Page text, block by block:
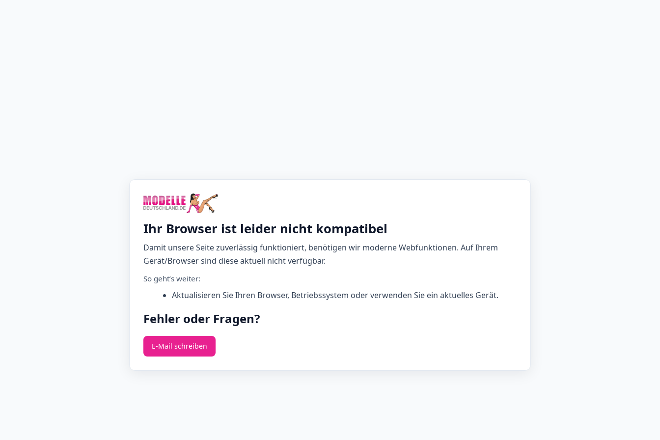
Ihr Browser ist leider nicht kompatibel
Damit unsere Seite zuverlässig funktioniert, benötigen wir moderne Webfunktionen. Auf Ihrem
Gerät/Browser sind diese aktuell nicht verfügbar.
So geht’s weiter:
Aktualisieren Sie Ihren Browser, Betriebssystem oder verwenden Sie ein aktuelles Gerät.
Fehler oder Fragen?
E‑Mail schreiben